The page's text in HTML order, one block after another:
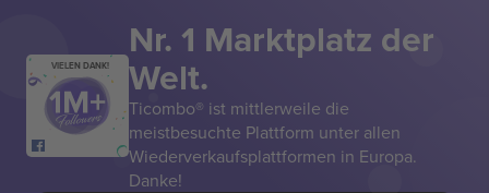
VIELEN DANK!
Nr. 1 Marktplatz der
Welt.
Ticombo® ist mittlerweile die
meistbesuchte Plattform unter allen
Wiederverkaufsplattformen in Europa.
Danke!